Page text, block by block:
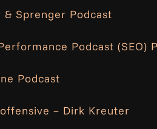
& Sprenger Podcast
Podcast (SEO)
Podcast
– Dirk Kreuter